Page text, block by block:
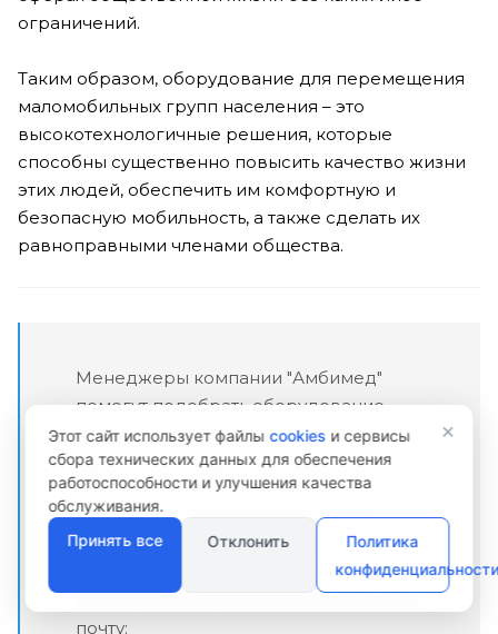
ограничений.
Таким образом, оборудование для перемещения
маломобильных групп населения – это
высокотехнологичные решения, которые
способны существенно повысить качество жизни
этих людей, обеспечить им комфортную и
безопасную мобильность, а также сделать их
равноправными членами общества.
Менеджеры компании "Амбимед"
помогут подобрать оборудование,
проконсультируют по
характеристикам и особенностям,
подскажут выгодные способы
доставки, расскажут о вариантах
оплаты.
Оставьте контактны данные через
обратную форму связи или пишите на
почту:
Этот сайт использует файлыcookies и сервисы
сбора технических данных для обеспечения
работоспособности и улучшения качества
обслуживания.
Принять все
Отклонить
Политика
конфиденциальности
×